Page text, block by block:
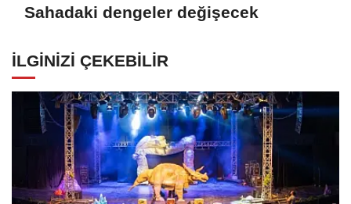
Sahadaki dengeler değişecek
İLGINIZI ÇEKEBILIR